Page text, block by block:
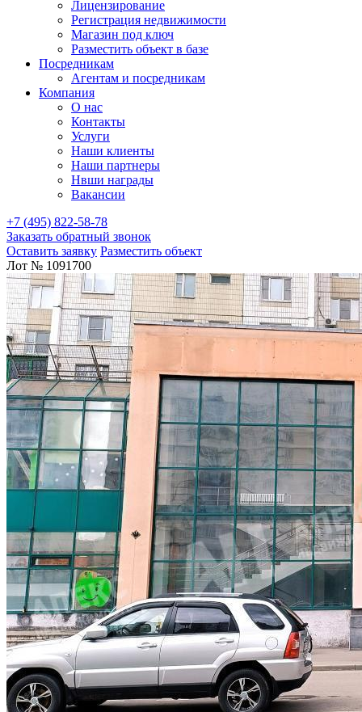
Лицензирование
Регистрация недвижимости
Магазин под ключ
Разместить объект в базе
Посредникам
Агентам и посредникам
Компания
О нас
Контакты
Услуги
Наши клиенты
Наши партнеры
Нвши награды
Вакансии
+7 (495) 822-58-78
Заказать обратный звонок
Оставить заявку Разместить объект
Лот № 1091700